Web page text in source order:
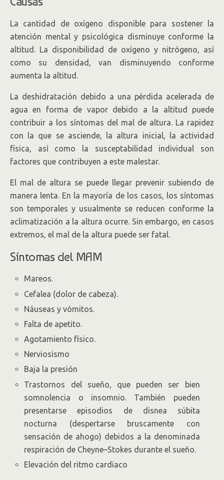
La cantidad de oxígeno disponible para sostener la
atención mental y psicológica disminuye conforme la
altitud. La disponibilidad de oxígeno y nitrógeno, así
como su densidad, van disminuyendo conforme
aumenta la altitud.
La deshidratación debido a una pérdida acelerada de
agua en forma de vapor debido a la altitud puede
contribuir a los síntomas del mal de altura. La rapidez
con la que se asciende, la altura inicial, la actividad
física, así como la susceptabilidad individual son
factores que contribuyen a este malestar.
El mal de altura se puede llegar prevenir subiendo de
manera lenta. En la mayoría de los casos, los síntomas
son temporales y usualmente se reducen conforme la
aclimatización a la altura ocurre. Sin embargo, en casos
extremos, el mal de la altura puede ser fatal.
Síntomas del MAM
Mareos.
Cefalea (dolor de cabeza).
Náuseas y vómitos.
Falta de apetito.
Agotamiento físico.
Nerviosismo
Baja la presión
Trastornos del sueño, que pueden ser bien
somnolencia o insomnio. También pueden
presentarse episodios de disnea súbita
nocturna (despertarse bruscamente con
sensación de ahogo) debidos a la denominada
respiración de Cheyne–Stokes durante el sueño.
Elevación del ritmo cardiaco